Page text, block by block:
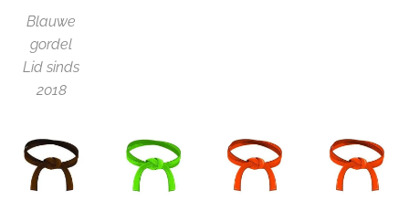
Blauwe
gordel
Lid sinds
2018